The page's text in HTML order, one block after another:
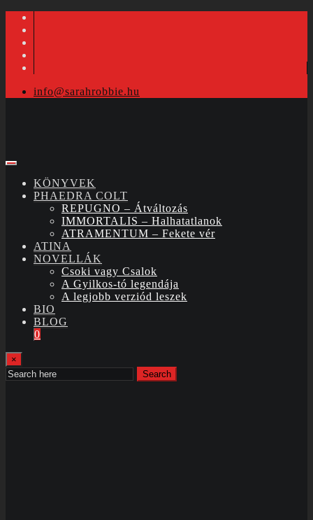
info@sarahrobbie.hu
KÖNYVEK
PHAEDRA COLT
REPUGNO – Átváltozás
IMMORTALIS – Halhatatlanok
ATRAMENTUM – Fekete vér
ATINA
NOVELLÁK
Csoki vagy Csalok
A Gyilkos-tó legendája
A legjobb verziód leszek
BIO
BLOG
0
×
Search